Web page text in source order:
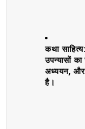
कथा
उपन्यासों
अध्ययन, और
है।